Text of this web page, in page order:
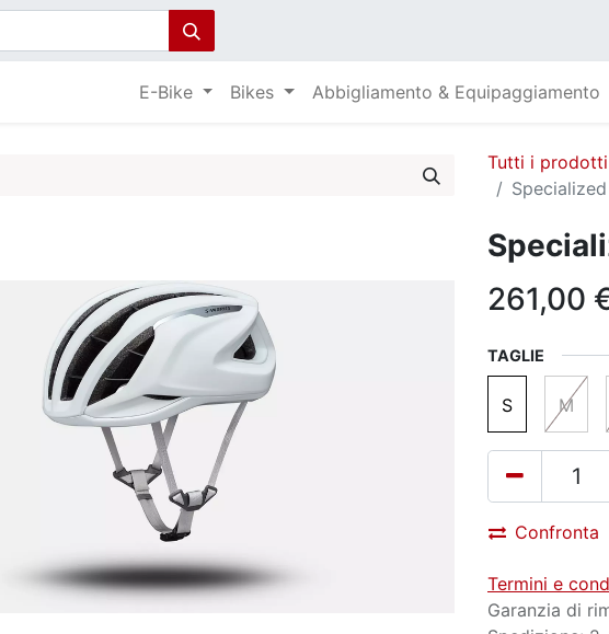
E-Bike Bikes Abbigliamento & Equipaggiamento
Tutti i prodotti
261,00
TAGLIE
S M
Confronta
Termini e
Garanzia di